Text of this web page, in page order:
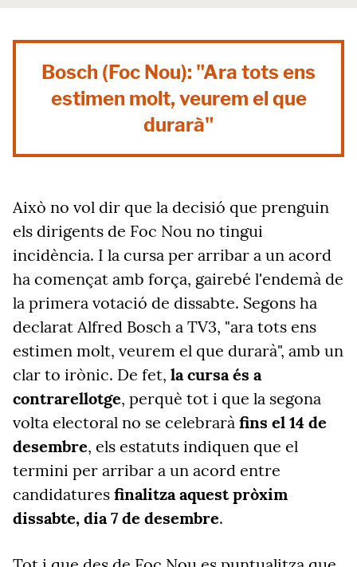
Bosch (Foc Nou): "Ara tots ens
estimen molt, veurem el que
durarà"
Això no vol dir que la decisió que prenguin
els dirigents de Foc Nou no tingui
incidència. I la cursa per arribar a un acord
ha començat amb força, gairebé l'endemà de
la primera votació de dissabte. Segons ha
declarat Alfred Bosch a TV3, "ara tots ens
estimen molt, veurem el que durarà", amb un
clar to irònic. De fet, la cursa és a
contrarellotge, perquè tot i que la segona
volta electoral no se celebrarà fins el 14 de
desembre, els estatuts indiquen que el
termini per arribar a un acord entre
candidatures finalitza aquest pròxim
dissabte, dia 7 de desembre.